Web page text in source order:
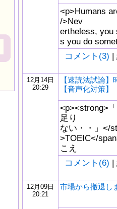
<p>Humans
/>Nev
ertheless, you
s you do
コメント(3) |
12月14日
20:29
【速読法試論
【音声化対策】
<p><strong>
足り
ない・・」</
>TOEIC</
こえ
コメント(6) |
12月09日
20:21
市場から撤退し